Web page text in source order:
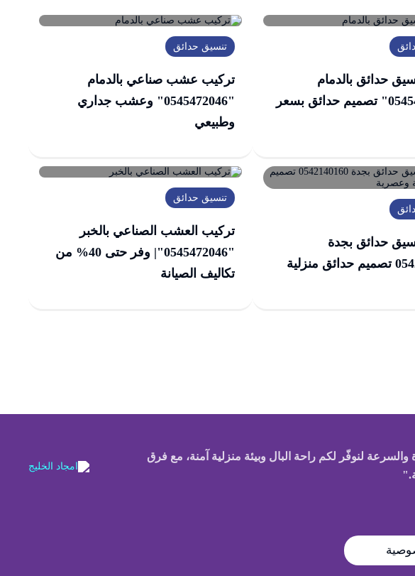
حدائق بالدمام
"0545472046" تصميم حدائق بسعر
تنسيق حدائق
تركيب عشب صناعي بالدمام
"0545472046" وعشب جداري
وطبيعي
حدائق بجدة
0542140160 تصميم حدائق منزلية
تنسيق حدائق
تركيب العشب الصناعي بالخبر
"0545472046"| وفر حتى 40% من
تكاليف الصيانة
والسرعة لنوفّر لكم راحة البال وبيئة منزلية آمنة، مع فرق